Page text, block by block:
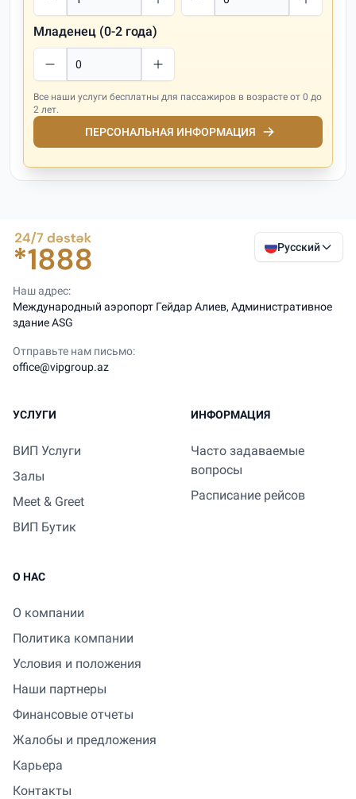
Младенец (0-2 года)
Все наши услуги бесплатны для пассажиров в возрасте от 0 до
2 лет.
ПЕРСОНАЛЬНАЯ ИНФОРМАЦИЯ
Русский
Наш адрес:
Международный аэропорт Гейдар Алиев, Административное
здание ASG
Отправьте нам письмо:
office@vipgroup.az
УСЛУГИ
ВИП Услуги
Залы
Meet & Greet
ВИП Бутик
ИНФОРМАЦИЯ
Часто задаваемые
вопросы
Расписание рейсов
О НАС
О компании
Политика компании
Условия и положения
Наши партнеры
Финансовые отчеты
Жалобы и предложения
Карьера
Контакты